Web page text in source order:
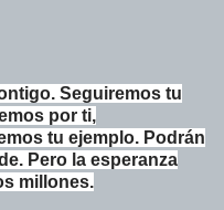
Seguiremos tu
por ti,
tu ejemplo. Podrán
Pero la esperanza
millones.